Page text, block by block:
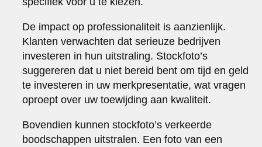
De impact op professionaliteit is aanzienlijk.
Klanten verwachten dat serieuze bedrijven
investeren in hun uitstraling. Stockfoto’s
suggereren dat u niet bereid bent om tijd en geld
te investeren in uw merkpresentatie, wat vragen
oproept over uw toewijding aan kwaliteit.
Bovendien kunnen stockfoto’s verkeerde
boodschappen uitstralen. Een foto van een